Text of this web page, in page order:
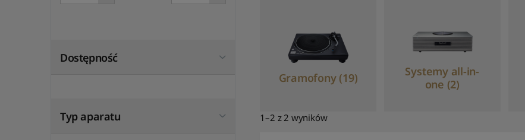
Dostępność
Typ aparatu
Gramofony (19)
Systemy all-in-
one (2)
1–2 z 2 wyników